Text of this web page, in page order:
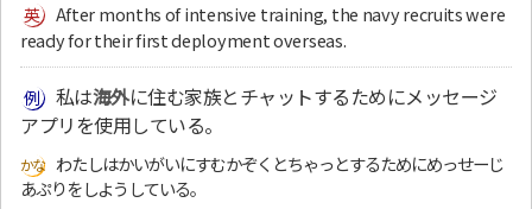
After months of intensive training, the navy recruits were
ready for their first deployment overseas.
私は海外に住む家族とチャットするためにメッセージ
アプリを使用している。
わたしはかいがいにすむかぞくとちゃっとするためにめっせーじ
あぷりをしようしている。